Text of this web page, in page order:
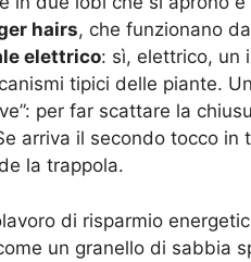
hairs, che funzionano
elettrico: sì, elettrico, un
tipici delle piante.
per far scattare la
arriva il secondo tocco in
la trappola.
di risparmio
un granello di sabbia